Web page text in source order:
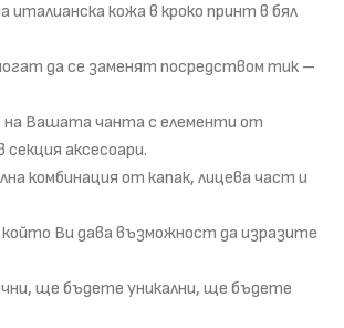
италианска кожа в кроко принт в бял
да се заменят посредством тик –
на Вашата чанта с елементи от
аксесоари.
комбинация от капак, лицева част и
който Ви дава възможност да изразите
ще бъдете уникални, ще бъдете